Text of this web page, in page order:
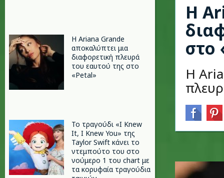
Η Ariana Grande
αποκαλύπτει μια
διαφορετική πλευρά
του εαυτού της στο
«Petal»
Το τραγούδι «I Knew
It, I Knew You» της
Taylor Swift κάνει το
ντεμπούτο του στο
νούμερο 1 του chart με
τα κορυφαία τραγούδια
Η
στο
Η